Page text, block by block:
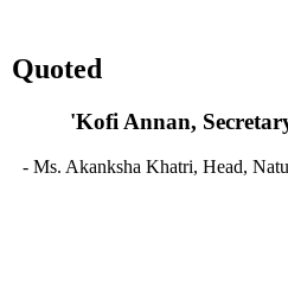
Quoted
'Kofi Annan,
- Ms. Akanksha Khatri, Head,